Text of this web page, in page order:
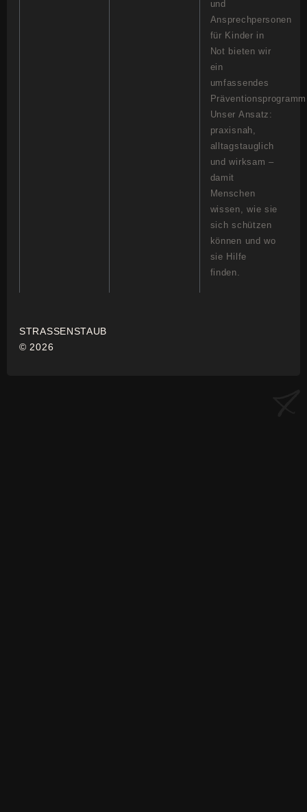
und
Ansprechpersonen
für Kinder in
Not bieten wir
ein
umfassendes
Unser Ansatz:
praxisnah,
alltagstauglich
und wirksam –
damit
Menschen
wissen, wie sie
sich schützen
können und wo
sie Hilfe
finden.
STRASSENSTAUB
© 2026